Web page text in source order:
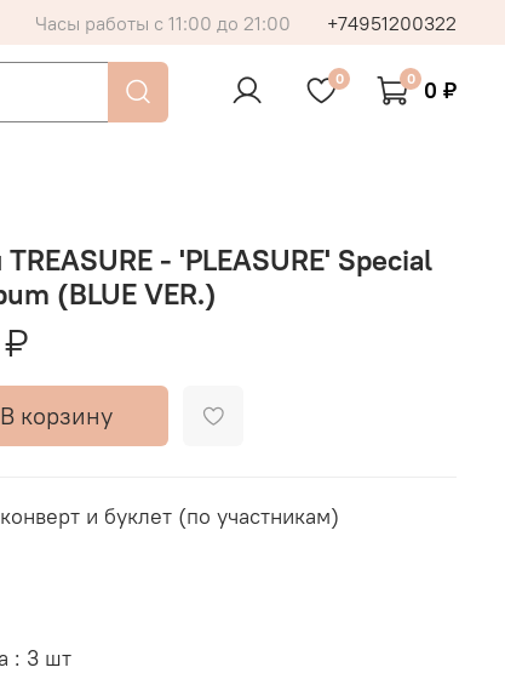
Часы работы с 11:00 до 21:00 +74951200322
0 0 0 ₽
- 'PLEASURE' Special
(BLUE VER.)
В корзину
и буклет (по участникам)
: 3 шт